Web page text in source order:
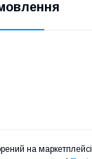
на маркетплейсі